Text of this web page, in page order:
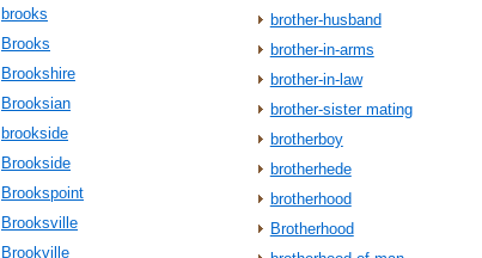
brooks
Brooks
Brookshire
Brooksian
brookside
Brookside
Brookspoint
Brooksville
Brookville
brother-husband
brother-in-arms
brother-in-law
brother-sister mating
brotherboy
brotherhede
brotherhood
Brotherhood